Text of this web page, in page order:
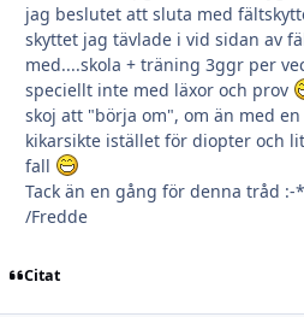
jag beslutet att sluta med
skyttet jag tävlade i vid sidan av
med....skola + träning 3ggr per
speciellt inte med läxor och prov
skoj att "börja om", om än med
kikarsikte istället för diopter och
fall
Tack än en gång för denna tråd :-*
/Fredde
Citat